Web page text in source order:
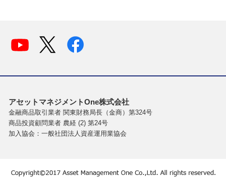
アセットマネジメントOne株式会社
金融商品取引業者 関東財務局長（金商）第324号
商品投資顧問業者 農経 (2) 第24号
加入協会：一般社団法人資産運用業協会